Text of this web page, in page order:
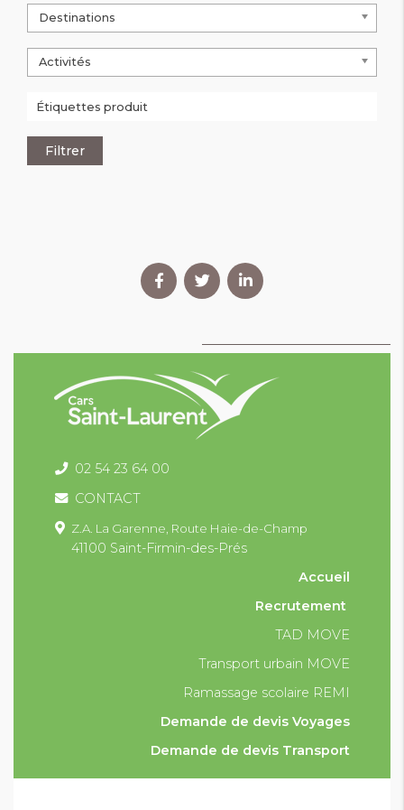
Destinations
Activités
02 54 23 64 00
CONTACT
Z.A. La Garenne, Route Haie-de-Champ
41100 Saint-Firmin-des-Prés
Accueil
Recrutement
TAD MOVE
Transport urbain MOVE
Ramassage scolaire REMI
Demande de devis Voyages
Demande de devis Transport